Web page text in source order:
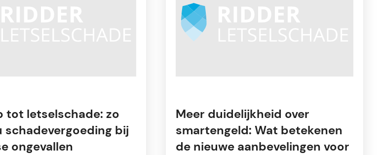
tot letselschade: zo
schadevergoeding bij
ongevallen
Meer duidelijkheid over
smartengeld: Wat betekenen
de nieuwe aanbevelingen voor